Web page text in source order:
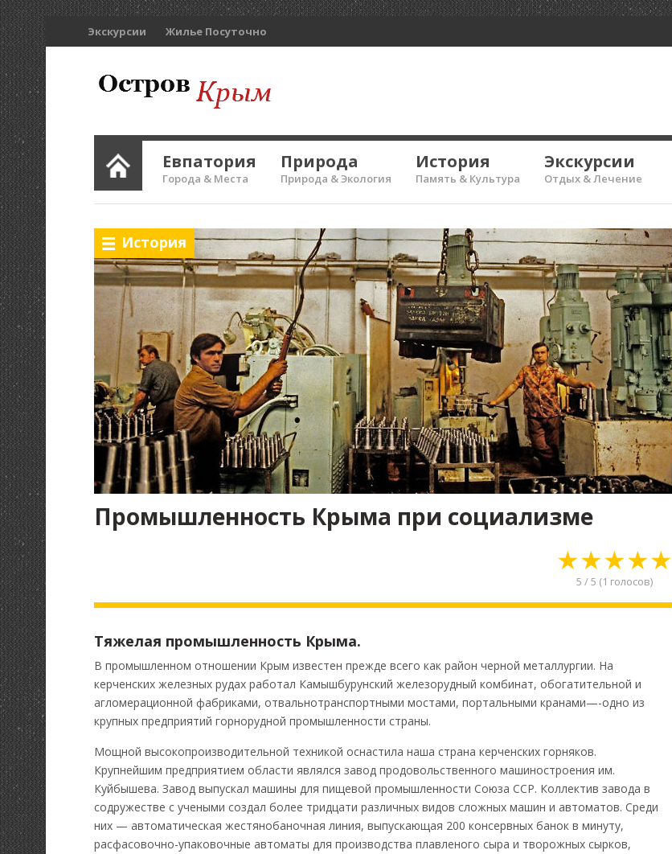
Экскурсии Жилье Посуточно
Евпатория
Города & Места
Природа
Природа & Экология
История
Память & Культура
Экскурсии
Отдых & Лечение
История
Промышленность Крыма при социализме
★★★★★
5 /5 (1 голосов)
Тяжелая промышленность Крыма.
В промышленном отношении Крым известен прежде всего как район черной металлургии. На
керченских железных рудах работал Камышбурунский железорудный комбинат, обогатительной и
агломерационной фабриками, отвальнотранспортными мостами, портальными кранами—-одно из
крупных предприятий горнорудной промышленности страны.
Мощной высокопроизводительной техникой оснастила наша страна керченских горняков.
Крупнейшим предприятием области являлся завод продовольственного машиностроения им.
Куйбышева. Завод выпускал машины для пищевой промышленности Союза ССР. Коллектив завода в
содружестве с учеными создал более тридцати различных видов сложных машин и автоматов. Среди
них — автоматическая жестянобаночная линия, выпускающая 200 консервных банок в минуту,
расфасовочно-упаковочные автоматы для производства плавленого сыра и творожных сырков,